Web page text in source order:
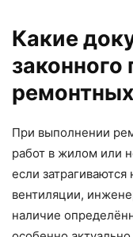
Какие
законного
При выполнении
работ в жилом или
если
вентиляции,
наличие